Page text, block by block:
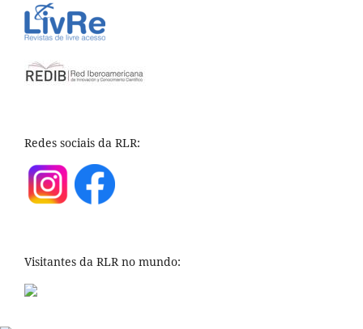
Redes sociais da RLR:
Visitantes da RLR no mundo: